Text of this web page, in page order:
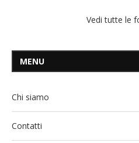
Vedi tutte le
MENU
Chi siamo
Contatti